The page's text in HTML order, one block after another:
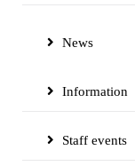
News
Information
Staff events